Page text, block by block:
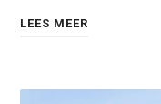
LEES MEER